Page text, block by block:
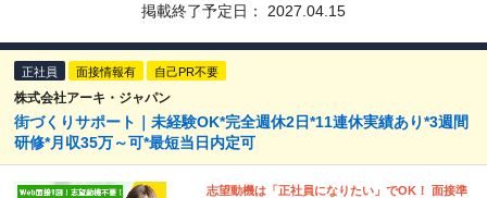
掲載終了予定日： 2027.04.15
正社員 面接情報有 自己PR不要
株式会社アーキ・ジャパン
街づくりサポート｜未経験OK*完全週休2日*11連休実績あり*3週間
研修*月収35万～可*最短当日内定可
志望動機は「正社員になりたい」でOK！ 面接準